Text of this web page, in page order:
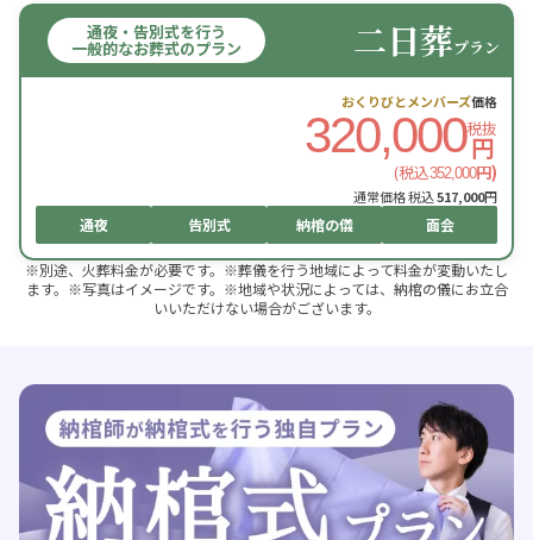
通夜・告別式を行う
一般的なお葬式のプラン 二日葬プラン
おくりびとメンバーズ価格
320,000税抜
円
(税込352,000円)
通常価格 税込517,000円
通夜 告別式 納棺の儀 面会
※別途、火葬料金が必要です。※葬儀を行う地域によって料金が変動いたし
ます。※写真はイメージです。※地域や状況によっては、納棺の儀にお立合
いいただけない場合がございます。